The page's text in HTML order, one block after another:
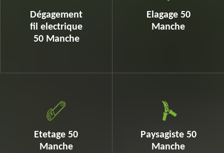
Dégagement
fil electrique
50 Manche
Elagage 50
Manche
Etetage 50
Manche
Paysagiste 50
Manche